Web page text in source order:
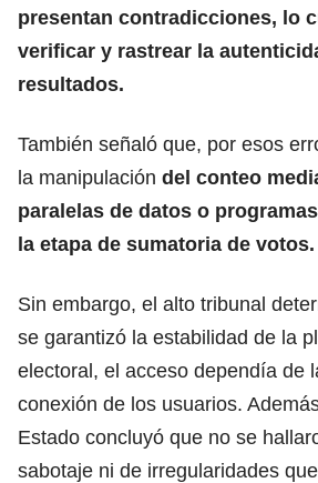
presentan contradicciones, lo
verificar y rastrear la
resultados.
También señaló que, por esos
la manipulación del conteo
paralelas de datos o
la etapa de sumatoria de votos.
Sin embargo, el alto tribunal
se garantizó la estabilidad de la
electoral, el acceso dependía de
conexión de los usuarios.
Estado concluyó que no se
sabotaje ni de irregularidades